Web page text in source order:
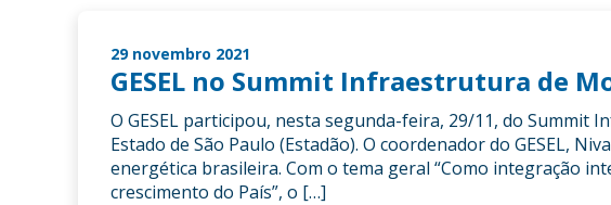
29 novembro 2021
GESEL no Summit Infraestrutura de
O GESEL participou, nesta segunda-feira, 29/11, do
Estado de São Paulo (Estadão). O coordenador do GESEL,
energética brasileira. Com o tema geral “Como integração
crescimento do País”, o […]